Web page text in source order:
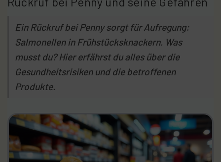
Ein Rückruf bei Penny sorgt für Aufregung:
Salmonellen in Frühstücksknackern. Was
musst du? Hier erfährst du alles über die
Gesundheitsrisiken und die betroffenen
Produkte.